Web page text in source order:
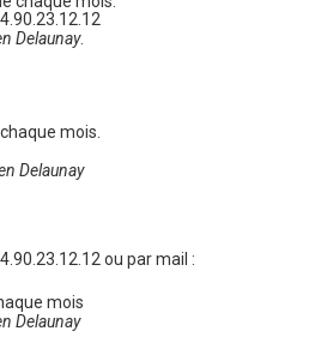
Delaunay.
mois.
Delaunay
ou par mail :
mois
Delaunay